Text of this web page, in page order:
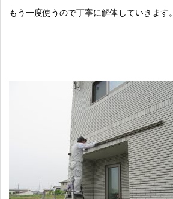
もう一度使うので丁寧に解体していきます。